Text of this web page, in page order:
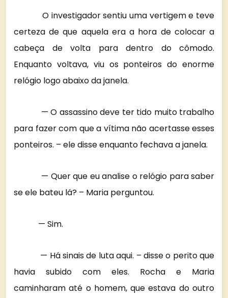
O investigador sentiu uma vertigem e teve
certeza de que aquela era a hora de colocar a
cabeça de volta para dentro do cômodo.
Enquanto voltava, viu os ponteiros do enorme
relógio logo abaixo da janela.
— O assassino deve ter tido muito trabalho
para fazer com que a vítima não acertasse esses
ponteiros. – ele disse enquanto fechava a janela.
— Quer que eu analise o relógio para saber
se ele bateu lá? – Maria perguntou.
— Sim.
— Há sinais de luta aqui. – disse o perito que
havia subido com eles. Rocha e Maria
caminharam até o homem, que estava do outro